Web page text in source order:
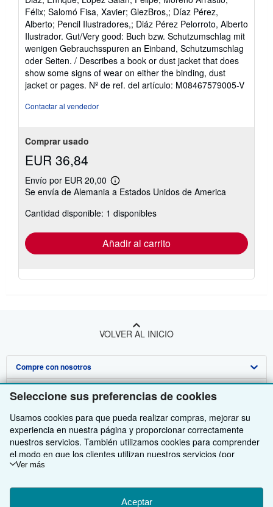
Seleccione sus preferencias de cookies
Usamos cookies para que pueda realizar compras, mejorar su
experiencia en nuestra página y proporcionar correctamente
nuestros servicios. También utilizamos cookies para comprender
el modo en que los clientes utilizan nuestros servicios (por
ejemplo, midiendo las visitas al sitio) y así poder realizar mejoras.
para mostrar contenido relevante en los anuncios y medir el
rendimiento de los mismos. Elija Rechazar si noestá de acuerdo
Ver más
Aceptar
5
de
5
estrellas
Félix; Salomó Fisa, Xavier; GlezBros,; Díaz Pérez,
Alberto; Pencil Ilustradores,; Diáz Pérez Pelorroto, Alberto
Ilustrador. Gut/Very good: Buch bzw. Schutzumschlag mit
wenigen Gebrauchsspuren an Einband, Schutzumschlag
oder Seiten. / Describes a book or dust jacket that does
show some signs of wear on either the binding, dust
jacket or pages. Nº de ref. del artículo: M08467579005-V
Contactar al vendedor
Comprar usado
EUR 36,84
Envío por EUR 20,00
Más
información
las
tarifas
envío
Se envía de Alemania a Estados Unidos de America
Cantidad disponible: 1 disponibles
Añadir al carrito
VOLVER AL INICIO
Compre con nosotros
Búsqueda avanzada
Mi cuenta
Mis pedidos
Venda con nosotros
Comenzar a vender
Únase a nuestro programa de afiliados
Recomiende un vendedor
Sobre nosotros
Sobre IberLibro
Medios
Obtener Ayuda
Preguntas frecuentes y guías
Otras compañías de AbeBooks